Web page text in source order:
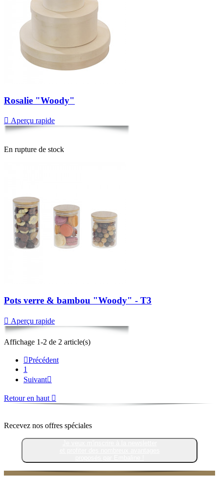
Rosalie "Woody"
 Aperçu rapide
En rupture de stock
Pots verre & bambou "Woody" - T3
 Aperçu rapide
Affichage 1-2 de 2 article(s)
Précédent
1
Suivant
Retour en haut 
Recevez nos offres spéciales